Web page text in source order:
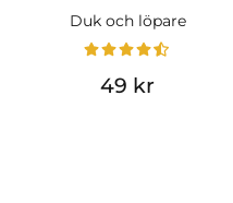
Duk och löpare
49 kr